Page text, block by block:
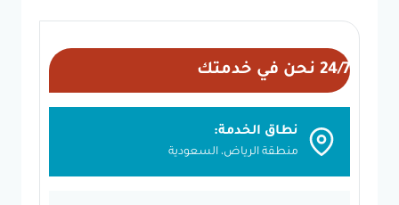
مودرن
كابينت
24/7 نحن في خدمتك
نطاق الخدمة:
منطقة الرياض، السعودية